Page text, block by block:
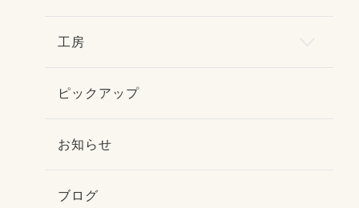
工房
ピックアップ
お知らせ
ブログ